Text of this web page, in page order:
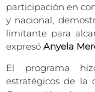
participación en
y nacional,
limitante para
expresó Anyela
El programa
estratégicos de la